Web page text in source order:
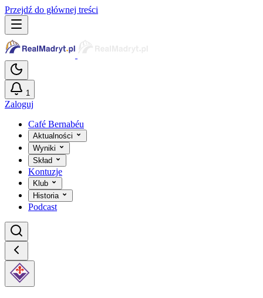
Przejdź do głównej treści
1
Zaloguj
Café Bernabéu
Aktualności
Wyniki
Skład
Kontuzje
Klub
Historia
Podcast